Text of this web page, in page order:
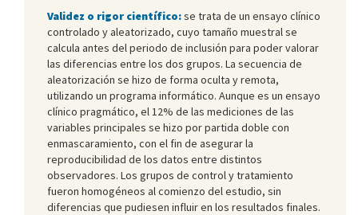
Validez o rigor científico:se trata de un ensayo clínico
controlado y aleatorizado, cuyo tamaño muestral se
calcula antes del periodo de inclusión para poder valorar
las diferencias entre los dos grupos. La secuencia de
aleatorización se hizo de forma oculta y remota,
utilizando un programa informático. Aunque es un ensayo
clínico pragmático, el 12% de las mediciones de las
variables principales se hizo por partida doble con
enmascaramiento, con el fin de asegurar la
reproducibilidad de los datos entre distintos
observadores. Los grupos de control y tratamiento
fueron homogéneos al comienzo del estudio, sin
diferencias que pudiesen influir en los resultados finales.